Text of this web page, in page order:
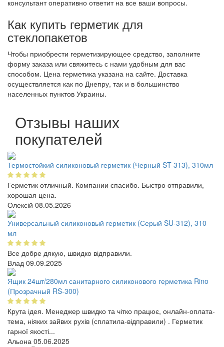
консультант оперативно ответит на все ваши вопросы.
Как купить герметик для
стеклопакетов
Чтобы приобрести герметизирующее средство, заполните
форму заказа или свяжитесь с нами удобным для вас
способом. Цена герметика указана на сайте. Доставка
осуществляется как по Днепру, так и в большинство
населенных пунктов Украины.
Отзывы наших
покупателей
Термостойкий силиконовый герметик (Черный ST-313), 310мл
Герметик отличный. Компании спасибо. Быстро отправили,
хорошая цена.
Олексій 08.05.2026
Универсальный силиконовый герметик (Серый SU-312), 310
мл
Все добре дякую, швидко відправили.
Влад 09.09.2025
Ящик 24шт/280мл санитарного силиконового герметика Rino
(Прозрачный RS-300)
Крута ідея. Менеджер швидко та чітко працює, онлайн-оплата-
тема, ніяких зайвих рухів (сплатила-відправили) . Герметик
гарної якості...
Альона 05.06.2025